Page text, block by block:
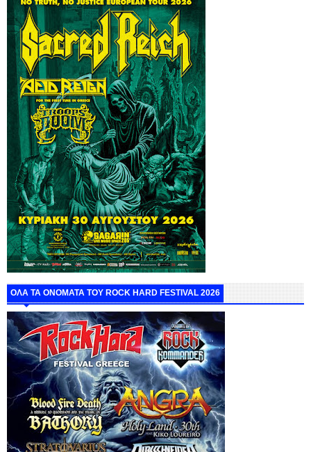
ΟΛΑ ΤΑ ΟΝΟΜΑΤΑ ΤΟΥ ROCK HARD FESTIVAL 2026